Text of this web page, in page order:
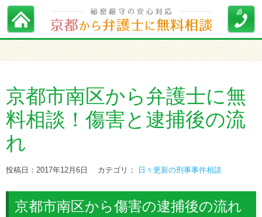
京都市南区から弁護士に無
料相談！傷害と逮捕後の流
れ
投稿日：2017年12月6日 カテゴリ： 日々更新の刑事事件相談
京都市南区から傷害の逮捕後の流れ